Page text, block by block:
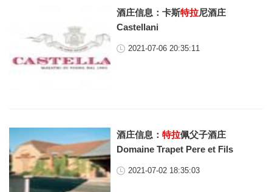
酒庄信息：卡斯特拉尼酒庄
Castellani
2021-07-06 20:35:11
酒庄信息：特拉佩父子酒庄
Domaine Trapet Pere et Fils
2021-07-02 18:35:03